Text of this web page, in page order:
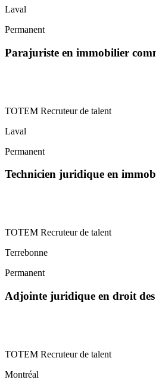
Laval
Permanent
Parajuriste en immobilier
TOTEM Recruteur de talent
Laval
Permanent
Technicien juridique en
TOTEM Recruteur de talent
Terrebonne
Permanent
Adjointe juridique en droit
TOTEM Recruteur de talent
Montréal